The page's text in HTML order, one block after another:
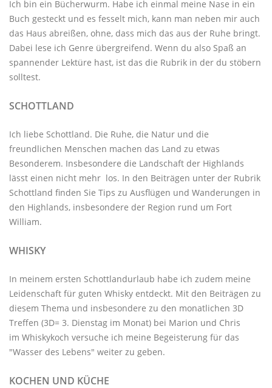
Ich bin ein Bücherwurm. Habe ich einmal meine Nase in ein
Buch gesteckt und es fesselt mich, kann man neben mir auch
das Haus abreißen, ohne, dass mich das aus der Ruhe bringt.
Dabei lese ich Genre übergreifend. Wenn du also Spaß an
spannender Lektüre hast, ist das die Rubrik in der du stöbern
solltest.
SCHOTTLAND
Ich liebe Schottland. Die Ruhe, die Natur und die
freundlichen Menschen machen das Land zu etwas
Besonderem. Insbesondere die Landschaft der Highlands
lässt einen nicht mehr los. In den Beiträgen unter der Rubrik
Schottland finden Sie Tips zu Ausflügen und Wanderungen in
den Highlands, insbesondere der Region rund um Fort
William.
WHISKY
In meinem ersten Schottlandurlaub habe ich zudem meine
Leidenschaft für guten Whisky entdeckt. Mit den Beiträgen zu
diesem Thema und insbesondere zu den monatlichen 3D
Treffen (3D= 3. Dienstag im Monat) bei Marion und Chris
im Whiskykoch versuche ich meine Begeisterung für das
"Wasser des Lebens" weiter zu geben.
KOCHEN UND KÜCHE